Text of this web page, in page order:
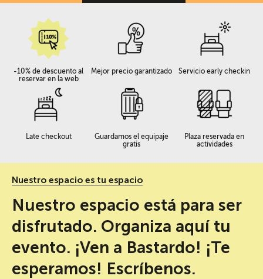
-10% de descuento al
reservar en la web
Mejor precio garantizado Servicio early checkin
Late checkout
Guardamos el equipaje
gratis
Plaza reservada en
actividades
Nuestro espacio es tu espacio
Nuestro espacio está para ser
disfrutado. Organiza aquí tu
evento. ¡Ven a Bastardo! ¡Te
esperamos! Escríbenos.